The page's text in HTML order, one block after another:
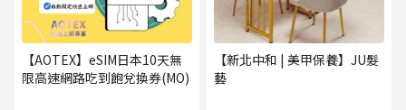
【AOTEX】eSIM日本10天無
限高速網路吃到飽兌換券(MO)
【新北中和 | 美甲保養】JU髮
藝